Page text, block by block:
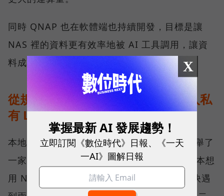
同時 QNAP 也在軟體端也持續開發，目標是讓
NAS 裡的資料更有效率地被 AI 工具調用，讓資
料成為有價值的知識。
從規格走到現場：能源公司如何導入私
有 LLM？
本地 AI 實際落地部署會是什麼模樣？劉文義舉了
一家約 50 多人的能源公司為例。這家公司原本想
用 NAS 搭配雲端 AI 建置內部資料庫，但很快遇
X
掌握最新 AI 發展趨勢！
立即訂閱《數位時代》日報、《一天
一AI》圖解日報